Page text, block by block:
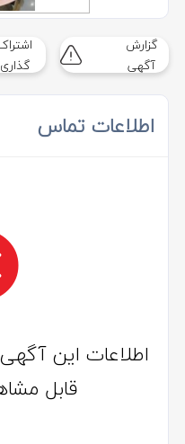
گزارش
آگهی
گذاری
اطلاعات تماس
اطلاعات این
قابل